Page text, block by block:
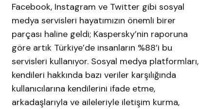
Facebook, Instagram ve Twitter gibi sosyal
medya servisleri hayatımızın önemli birer
parçası haline geldi; Kaspersky’nin raporuna
göre artık Türkiye’de insanların %88’i bu
servisleri kullanıyor. Sosyal medya platformları,
kendileri hakkında bazı veriler karşılığında
kullanıcılarına kendilerini ifade etme,
arkadaşlarıyla ve aileleriyle iletişim kurma,